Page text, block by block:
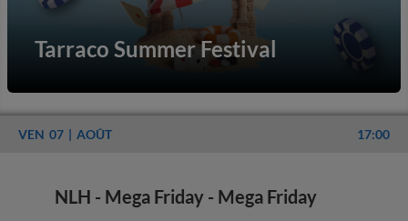
Tarraco Summer Festival
VEN 07 AOÛT 17:00
NLH - Mega Friday - Mega Friday